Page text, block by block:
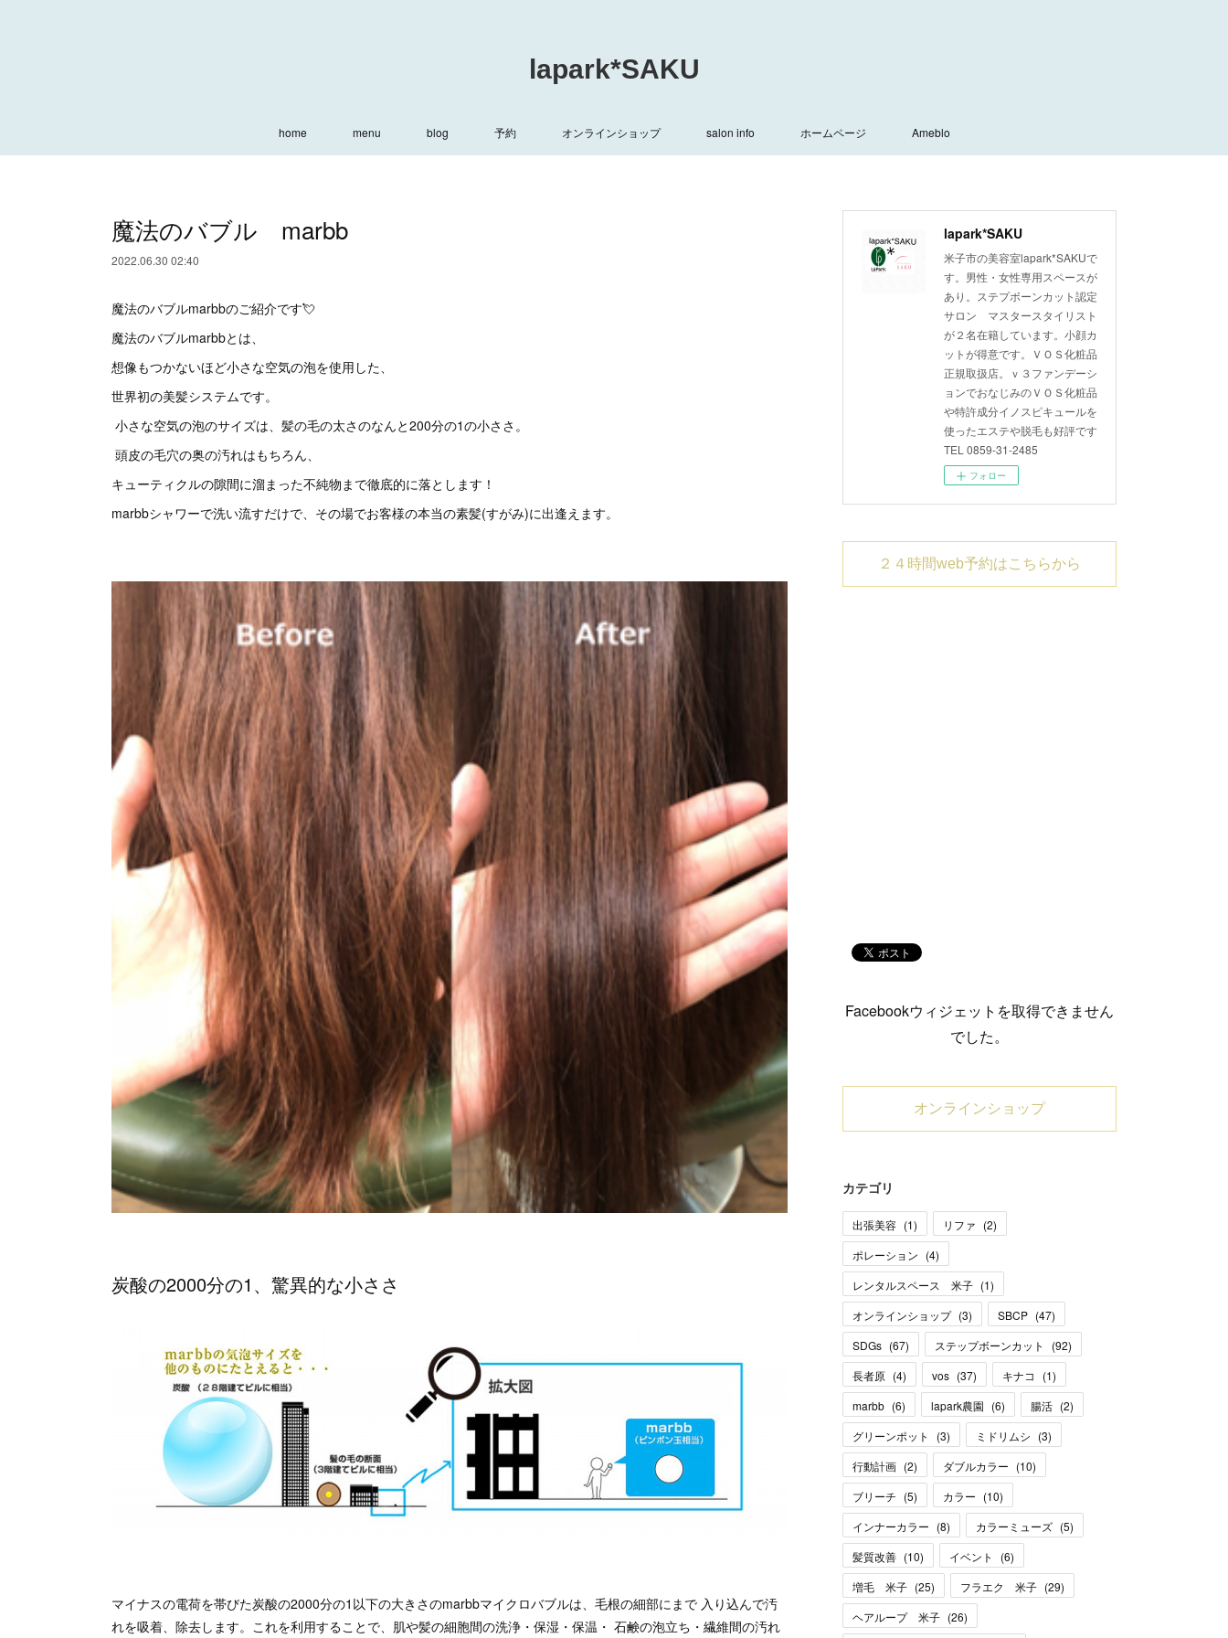
lapark*SAKU
home menu blog 予約 オンラインショップ salon info ホームページ Ameblo
魔法のバブル marbb
2022.06.30 02:40
魔法のバブルmarbbのご紹介です💘
魔法のバブルmarbbとは、
想像もつかないほど小さな空気の泡を使用した、
世界初の美髪システムです。
小さな空気の泡のサイズは、髪の毛の太さのなんと200分の1の小ささ。
頭皮の毛穴の奥の汚れはもちろん、
キューティクルの隙間に溜まった不純物まで徹底的に落とします！
marbbシャワーで洗い流すだけで、その場でお客様の本当の素髪(すがみ)に出逢えます。
炭酸の2000分の1、驚異的な小ささ
マイナスの電荷を帯びた炭酸の2000分の1以下の大きさのmarbbマイクロバブルは、毛根の細部にまで 入り込んで汚
れを吸着、除去します。これを利用することで、肌や髪の細胞間の洗浄・保湿・保温・ 石鹸の泡立ち・繊維間の汚れ
lapark*SAKU
米子市の美容室lapark*SAKUで
す。男性・女性専用スペースが
あり。ステプボーンカット認定
サロン マスタースタイリスト
が２名在籍しています。小顔カ
ットが得意です。ＶＯＳ化粧品
正規取扱店。ｖ３ファンデーシ
ョンでおなじみのＶＯＳ化粧品
や特許成分イノスピキュールを
使ったエステや脱毛も好評です
TEL 0859-31-2485
フォロー
２４時間web予約はこちらから
Facebookウィジェットを取得できません
でした。
オンラインショップ
カテゴリ
出張美容 (1) リファ (2)
ポレーション (4)
レンタルスペース 米子 (1)
オンラインショップ (3) SBCP (47)
SDGs (67) ステップボーンカット (92)
長者原 (4) vos (37) キナコ (1)
marbb (6) lapark農園 (6) 腸活 (2)
グリーンポット
(3) ミドリムシ (3)
行動計画 (2) ダブルカラー (10)
ブリーチ (5) カラー (10)
インナーカラー (8) カラーミューズ (5)
髪質改善 (10) イベント (6)
増毛 米子 (25) フラエク 米子 (29)
ヘアループ 米子 (26)